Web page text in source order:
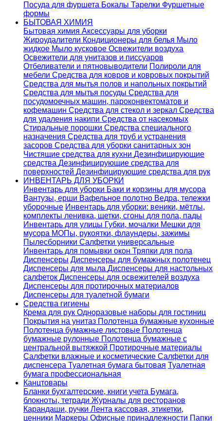
Посуда для фуршета Бокалы Тарелки Фуршетные
формы
БЫТОВАЯ ХИМИЯ
Бытовая химия Аксессуары для уборки
Жироудалители Кондиционеры для белья Мыло
жидкое Мыло кусковое Освежители воздуха
Освежители для унитазов и писсуаров
Отбеливатели и пятновыводители Полироли для
мебели Средства для ковров и ковровых покрытий
Средства для мытья полов и напольных покрытий
Средства для мытья посуды Средства для
посудомоечных машин, пароконвектоматов и
кофемашин Средства для стекол и зеркал Средства
для удаления накипи Средства от насекомых
Стиральные порошки Cредства специального
назначения Средства для труб и устранения
засоров Средства для уборки санитарных зон
Чистящие средства для кухни Дезинфицирующие
средства Дезинфицирующие средства для
поверхностей Дезинфицирующие средства для рук
ИНВЕНТАРЬ ДЛЯ УБОРКИ
Инвентарь для уборки Баки и корзины для мусора
Вантузы, ерши Вафельное полотно Ведра, тележки
уборочные Инвентарь для уборки: веники, мётлы,
комплекты ленивка, щетки, сгоны для пола, пады
Инвентарь для улицы Губки, мочалки Мешки для
мусора МОПы, рукоятки, флаундеры, зажимы
Пылесборники Салфетки универсальные
Инвентарь для помывки окон Тряпки для пола
Диспенсеры Диспенсеры для бумажных полотенец
Диспенсеры для мыла Диспенсеры для настольных
салфеток Диспенсеры для освежителей воздуха
Диспенсеры для протирочных материалов
Диспенсеры для туалетной бумаги
Средства гигиены
Крема для рук Одноразовые наборы для гостиниц
Покрытия на унитаз Полотенца бумажные кухонные
Полотенца бумажные листовые Полотенца
бумажные рулонные Полотенца бумажные с
центральной вытяжкой Протирочные материалы
Салфетки влажные и косметические Салфетки для
диспенсера Туалетная бумага бытовая Туалетная
бумага профессиональная
Канцтовары
Бланки бухгалтерские, книги учета Бумага,
блокноты, тетради Журналы для ресторанов
Карандаши, ручки Лента кассовая, этикетки,
ценники Маркеры Офисные принадлежности Папки